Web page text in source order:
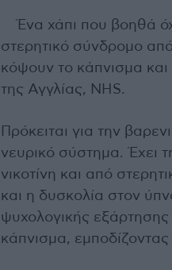
Ένα χάπι που βοηθά
στερητικό σύνδρομο
κόψουν το κάπνισμα
της Αγγλίας, NHS.
Πρόκειται για την
νευρικό σύστημα. Έχει
νικοτίνη και από
και η δυσκολία στον
ψυχολογικής
κάπνισμα,